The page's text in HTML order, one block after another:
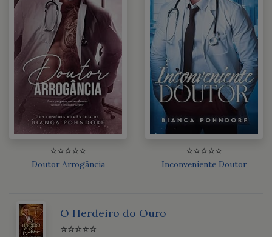
⭐⭐⭐⭐⭐
Doutor Arrogância
⭐⭐⭐⭐⭐
Inconveniente Doutor
O Herdeiro do Ouro
⭐⭐⭐⭐⭐